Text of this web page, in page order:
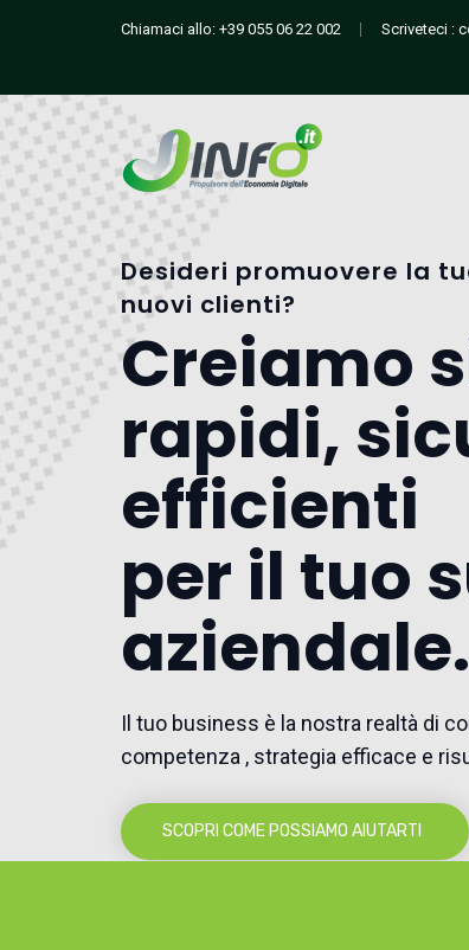
Chiamaci allo: +39 055 06 22 002 Scriveteci :
Desideri promuovere la
nuovi clienti?
Creiamo
rapidi,
efficienti
per il tuo
aziendale.
Il tuo business è la nostra realtà di
competenza , strategia efficace e
SCOPRI COME POSSIAMO AIUTARTI